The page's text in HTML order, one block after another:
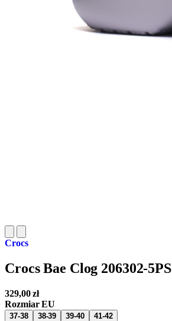
Crocs
Crocs Bae Clog 206302-5PS
329,00zł
Rozmiar EU
37-38 38-39 39-40
41-42